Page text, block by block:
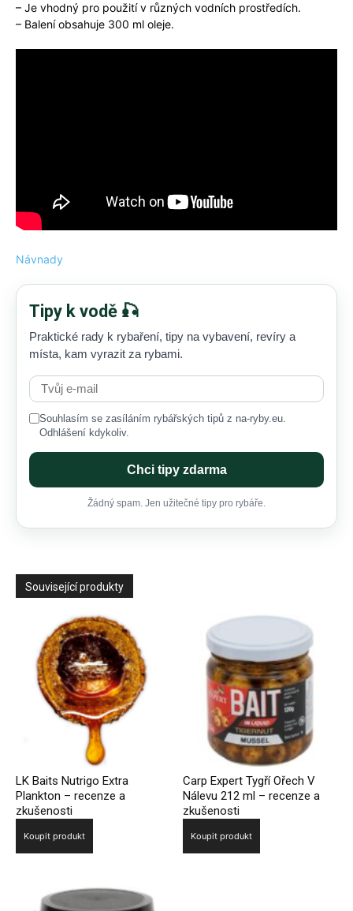
– Je vhodný pro použití v různých vodních prostředích.
– Balení obsahuje 300 ml oleje.
Návnady
Tipy k vodě 🎣
Praktické rady k rybaření, tipy na vybavení, revíry a
místa, kam vyrazit za rybami.
Souhlasím se zasíláním rybářských tipů z na-ryby.eu.
Odhlášení kdykoliv.
Chci tipy zdarma
Žádný spam. Jen užitečné tipy pro rybáře.
Související produkty
LK Baits Nutrigo Extra
Plankton – recenze a
zkušenosti
Koupit produkt
Carp Expert Tygří Ořech V
Nálevu 212 ml – recenze a
zkušenosti
Koupit produkt